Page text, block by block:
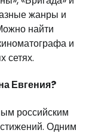
жанры и
найти
и
сетях.
Евгения?
российским
Одним